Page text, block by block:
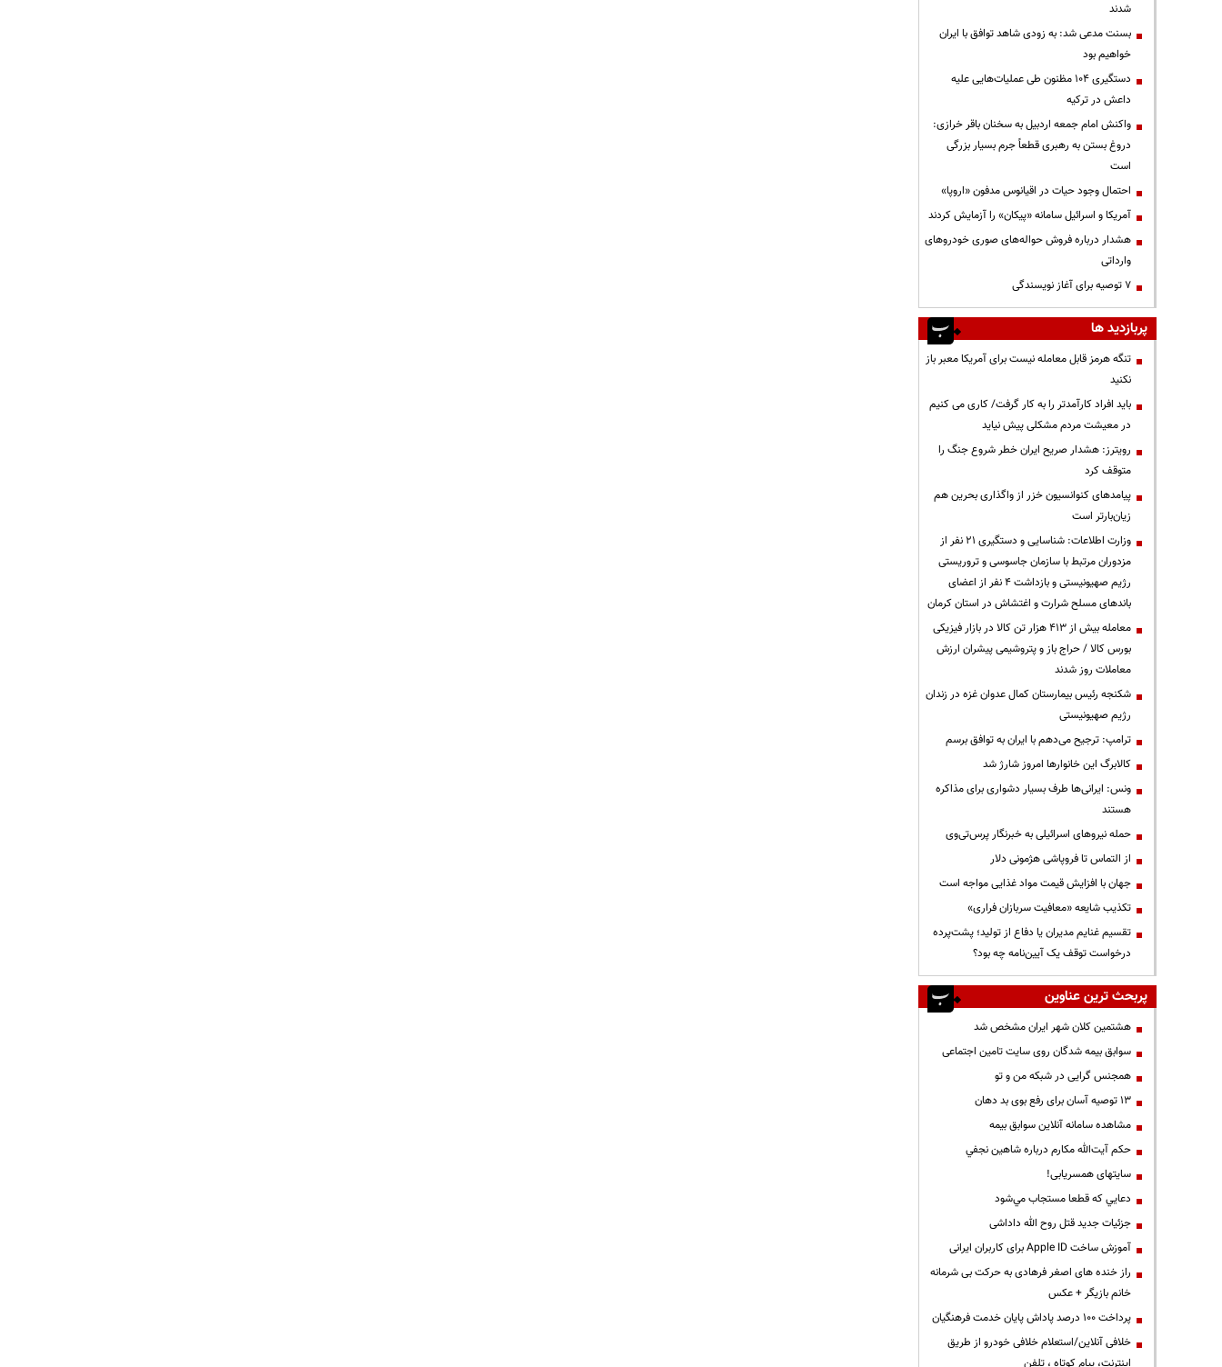
شدند
بسنت مدعی شد: به زودی شاهد توافق با ایران
خواهیم بود
دستگیری ۱۰۴ مظنون طی عملیات‌هایی علیه
داعش در ترکیه
واکنش امام جمعه اردبیل به سخنان باقر خرازی:
دروغ بستن به رهبری قطعاً جرم بسیار بزرگی
است
احتمال وجود حیات در اقیانوس مدفون «اروپا»
آمریکا و اسرائیل سامانه «پیکان» را آزمایش کردند
هشدار درباره فروش حواله‌های صوری خودروهای
وارداتی
۷ توصیه برای آغاز نویسندگی
پربازدید ها
تنگه هرمز قابل معامله نیست برای آمریکا معبر باز
نکنید
باید افراد کارآمدتر را به کار گرفت/ کاری می کنیم
در معیشت مردم مشکلی پیش نیاید
رویترز: هشدار صریح ایران خطر شروع جنگ را
متوقف کرد
پیامدهای کنوانسیون خزر از واگذاری بحرین هم
زیان‌بارتر است
وزارت اطلاعات: شناسایی و دستگیری ۲۱ نفر از
مزدوران مرتبط با سازمان جاسوسی و تروریستی
رژیم صهیونیستی و بازداشت ۴ نفر از اعضای
باندهای مسلح شرارت و اغتشاش در استان کرمان
معامله بیش از ۴۱۳ هزار تن کالا در بازار فیزیکی
بورس کالا / حراج باز و پتروشیمی پیشران ارزش
معاملات روز شدند
شکنجه رئیس بیمارستان کمال عدوان غزه در زندان
رژیم صهیونیستی
ترامپ: ترجیح می‌دهم با ایران به توافق برسم
کالابرگ این خانوارها امروز شارژ شد
ونس: ایرانی‌ها طرف بسیار دشواری برای مذاکره
هستند
حمله نیروهای اسرائیلی به خبرنگار پرس‌تی‌وی
از التماس تا فروپاشی هژمونی دلار
جهان با افزایش قیمت مواد غذایی مواجه است
تکذیب شایعه «معافیت سربازان فراری»
تقسیم غنایم مدیران یا دفاع از تولید؛ پشت‌پرده
درخواست توقف یک آیین‌نامه چه بود؟
پربحث ترین عناوین
هشتمین کلان شهر ایران مشخص شد
سوابق بیمه شدگان روی سایت تامین اجتماعی
همجنس گرایی در شبکه من و تو
13 توصیه آسان برای رفع بوی بد دهان
مشاهده سامانه آنلاين سوابق بیمه
حكم آيت‌الله مكارم درباره شاهين نجفي
سایتهای همسریابی!
دعايي كه قطعا مستجاب مي‌شود
جزئیات جدید قتل روح الله داداشی
آموزش ساخت Apple ID برای کاربران ایرانی
راز خنده های اصغر فرهادی به حرکت بی شرمانه
خانم بازیگر + عکس
پرداخت ۱۰۰ درصد پاداش پایان خدمت فرهنگیان
خلافی آنلاین/استعلام خلافی خودرو از طریق
اینترنت، پیام کوتاه ، تلفن